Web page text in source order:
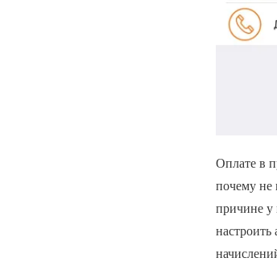
Оплате в
почему не
причине у